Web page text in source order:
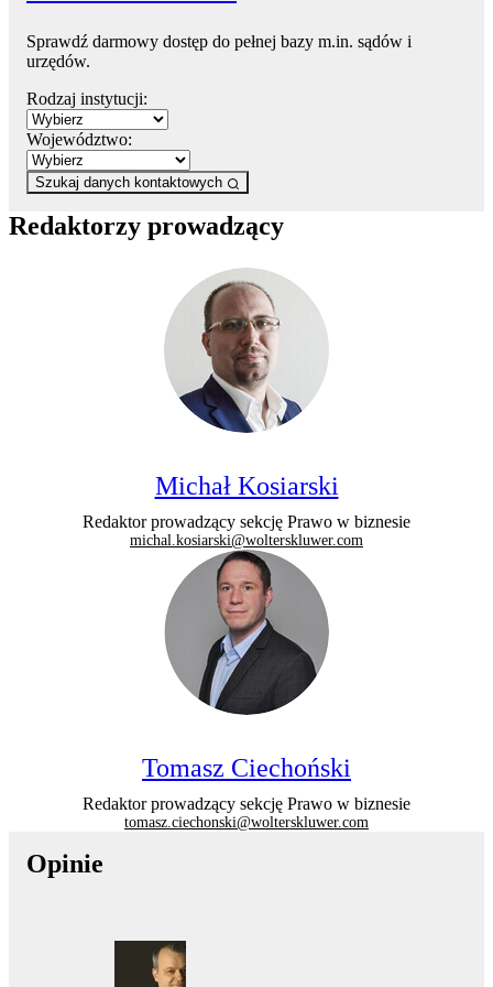
Sprawdź darmowy dostęp do pełnej bazy m.in. sądów i
urzędów.
Rodzaj instytucji:
Województwo:
Szukaj danych kontaktowych
Redaktorzy prowadzący
Michał Kosiarski
Redaktor prowadzący sekcję Prawo w biznesie
michal.kosiarski@wolterskluwer.com
Tomasz Ciechoński
Redaktor prowadzący sekcję Prawo w biznesie
tomasz.ciechonski@wolterskluwer.com
Opinie